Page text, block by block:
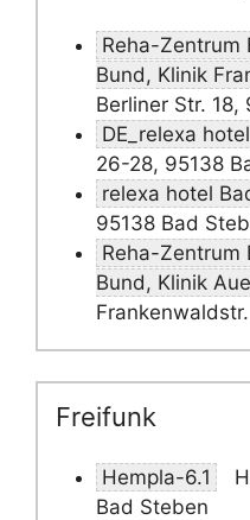
Reha-Zentrum
Bund, Klinik
Berliner Str. 18,
DE_relexa
26-28, 95138
relexa hotel
95138 Bad
Reha-Zentrum
Bund, Klinik
Freifunk
Hempla-6.1
Bad Steben